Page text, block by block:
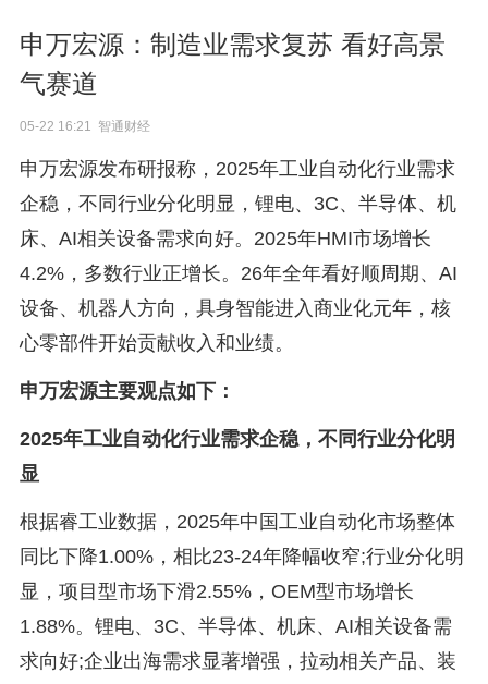
申万宏源：制造业需求复苏 看好高景
气赛道
05-22 16:21 智通财经
申万宏源发布研报称，2025年工业自动化行业需求
企稳，不同行业分化明显，锂电、3C、半导体、机
床、AI相关设备需求向好。2025年HMI市场增长
4.2%，多数行业正增长。26年全年看好顺周期、AI
设备、机器人方向，具身智能进入商业化元年，核
心零部件开始贡献收入和业绩。
申万宏源主要观点如下：
2025年工业自动化行业需求企稳，不同行业分化明
显
根据睿工业数据，2025年中国工业自动化市场整体
同比下降1.00%，相比23-24年降幅收窄;行业分化明
显，项目型市场下滑2.55%，OEM型市场增长
1.88%。锂电、3C、半导体、机床、AI相关设备需
求向好;企业出海需求显著增强，拉动相关产品、装